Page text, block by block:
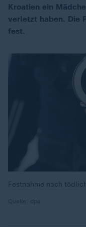
Kroatien ein
verletzt haben. Die
fest.
Festnahme nach